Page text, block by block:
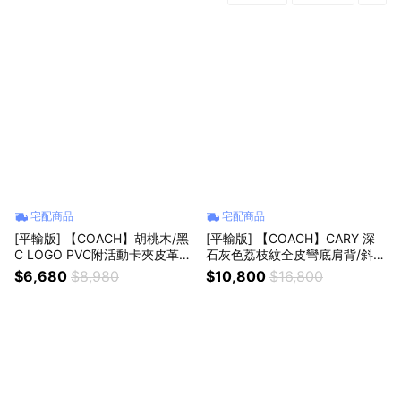
宅配商品
[平輸版] 【COACH】胡桃木/黑
C LOGO PVC附活動卡夾皮革手
掛帶拉鍊長夾 真品平輸
$6,680 $8,980
宅配商品
[平輸版] 【COACH】CARY 深
石灰色荔枝紋全皮彎底肩背/斜背
包 真品平輸
$10,800 $16,800